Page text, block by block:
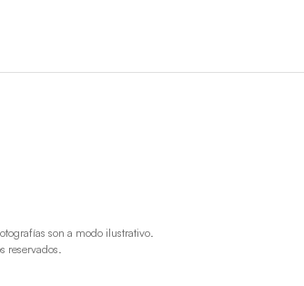
son a modo ilustrativo.
reservados.